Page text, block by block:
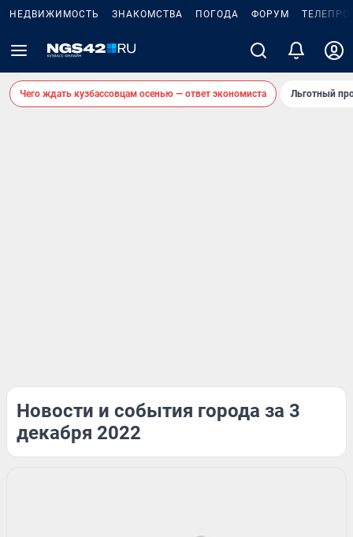
НЕДВИЖИМОСТЬ ЗНАКОМСТВА ПОГОДА ФОРУМ
Чего ждать кузбассовцам осенью — ответ экономиста Льготный
Новости и события города за 3
декабря 2022